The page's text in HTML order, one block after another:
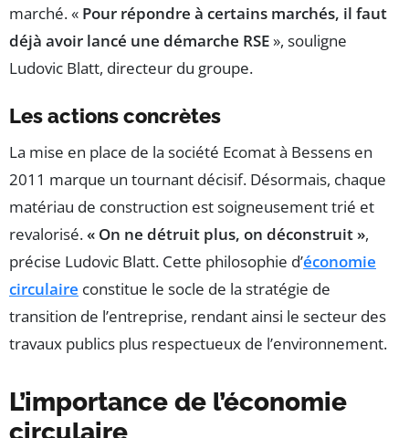
marché. « Pour répondre à certains marchés, il faut
déjà avoir lancé une démarche RSE», souligne
Ludovic Blatt, directeur du groupe.
Les actions concrètes
La mise en place de la société Ecomat à Bessens en
2011 marque un tournant décisif. Désormais, chaque
matériau de construction est soigneusement trié et
revalorisé.« On ne détruit plus, on déconstruit »,
précise Ludovic Blatt. Cette philosophie d’économie
circulaire constitue le socle de la stratégie de
transition de l’entreprise, rendant ainsi le secteur des
travaux publics plus respectueux de l’environnement.
L’importance de l’économie